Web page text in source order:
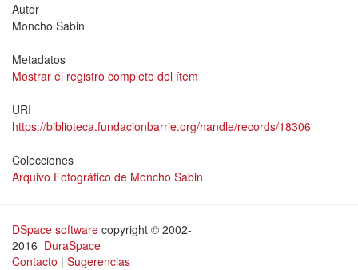
Autor
Moncho Sabin
Metadatos
Mostrar el registro completo del ítem
URI
https://biblioteca.fundacionbarrie.org/handle/records/18306
Colecciones
Arquivo Fotográfico de Moncho Sabin
DSpace software copyright © 2002-
2016 DuraSpace
Contacto | Sugerencias